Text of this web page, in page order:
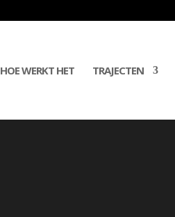
HOE WERKT HET TRAJECTEN